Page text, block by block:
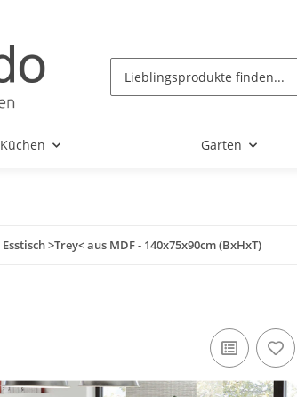
Küchen Garten
Esstisch >Trey< aus MDF - 140x75x90cm (BxHxT)